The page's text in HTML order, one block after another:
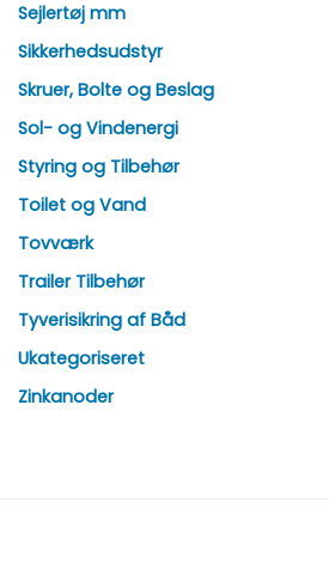
Sejlertøj mm
Sikkerhedsudstyr
Skruer, Bolte og Beslag
Sol- og Vindenergi
Styring og Tilbehør
Toilet og Vand
Tovværk
Trailer Tilbehør
Tyverisikring af Båd
Ukategoriseret
Zinkanoder